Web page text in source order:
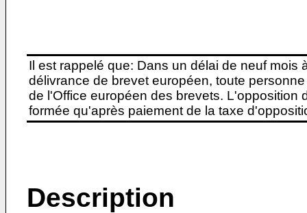
Il est rappelé que: Dans un délai de neuf
délivrance de brevet européen, toute
de l'Office européen des brevets. L'opposition
formée qu'après paiement de la taxe
Description